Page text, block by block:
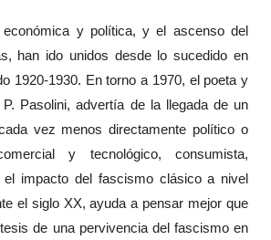
y política, y el ascenso del
han ido unidos desde lo sucedido en
1920-1930. En torno a 1970, el poeta y
Pasolini, advertía de la llegada de un
vez menos directamente político o
y tecnológico, consumista,
el impacto del fascismo clásico a nivel
el siglo XX, ayuda a pensar mejor que
de una pervivencia del fascismo en